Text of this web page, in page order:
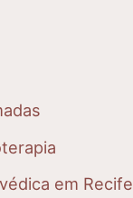
em Recife